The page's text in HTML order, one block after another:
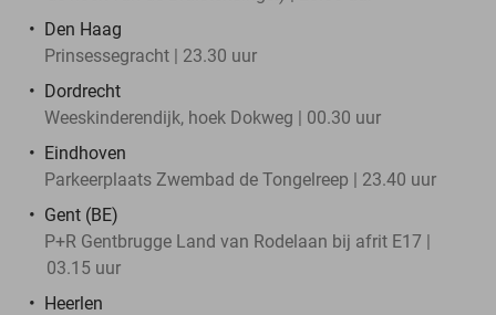
Den Haag
Prinsessegracht | 23.30 uur
Dordrecht
Weeskinderendijk, hoek Dokweg | 00.30 uur
Eindhoven
Parkeerplaats Zwembad de Tongelreep | 23.40 uur
Gent (BE)
P+R Gentbrugge Land van Rodelaan bij afrit E17 |
03.15 uur
Heerlen